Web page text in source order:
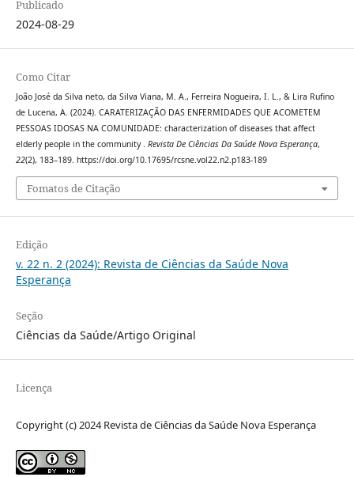
Publicado
2024-08-29
Como Citar
João José da Silva neto, da Silva Viana, M. A., Ferreira Nogueira, I. L., & Lira Rufino
de Lucena, A. (2024). CARATERIZAÇÃO DAS ENFERMIDADES QUE ACOMETEM
PESSOAS IDOSAS NA COMUNIDADE: characterization of diseases that affect
elderly people in the community . Revista De Ciências Da Saúde Nova Esperança,
22(2), 183–189. https://doi.org/10.17695/rcsne.vol22.n2.p183-189
Fomatos de Citação
Edição
v. 22 n. 2 (2024): Revista de Ciências da Saúde Nova
Esperança
Seção
Ciências da Saúde/Artigo Original
Licença
Copyright (c) 2024 Revista de Ciências da Saúde Nova Esperança